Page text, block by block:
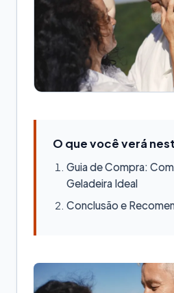
O que você verá
Guia de Compra:
Geladeira Ideal
Conclusão e